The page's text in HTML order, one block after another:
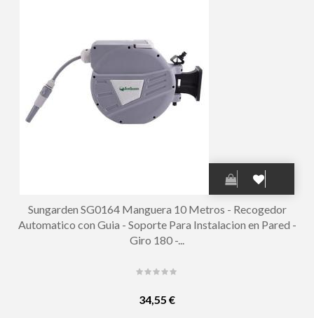
Sungarden SG0164 Manguera 10 Metros - Recogedor
Automatico con Guia - Soporte Para Instalacion en Pared -
Giro 180 -...
34,55 €